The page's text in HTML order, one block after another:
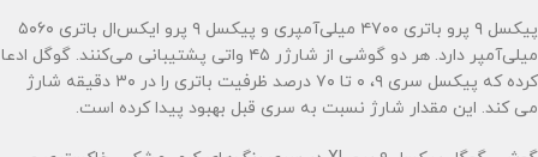
پیکسل ۹ پرو باتری ۴۷۰۰ میلی‌آمپری و پیکسل ۹ پرو ایکس‌ال باتری ۵۰۶۰
میلی‌آمپر دارد. هر دو گوشی از شارژر ۴۵ واتی پشتیبانی می‌کنند. گوگل ادعا
کرده که پیکسل سری ۹، ۰ تا ۷۰ درصد ظرفیت باتری را در ۳۰ دقیقه شارژ
می کند. این مقدار شارژ نسبت به سری قبل بهبود پیدا کرده است.